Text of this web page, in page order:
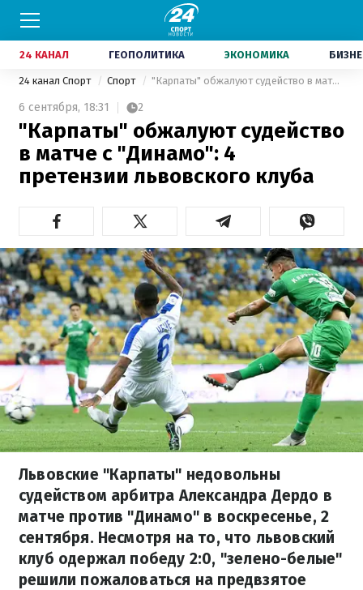
24 КАНАЛ ГЕОПОЛИТИКА ЭКОНОМИКА
24 канал Спорт Спорт "Карпаты" обжалуют судейство в матче с "Динамо": 4 претензии львовского клуба
6 сентября, 18:31 2
"Карпаты" обжалуют судейство
в матче с "Динамо": 4
претензии львовского клуба
Львовские "Карпаты" недовольны
судейством арбитра Александра Дердо в
матче против "Динамо" в воскресенье, 2
сентября. Несмотря на то, что львовский
клуб одержал победу 2:0, "зелено-белые"
решили пожаловаться на предвзятое